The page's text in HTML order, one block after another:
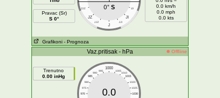
Pravac (Sr)
S 0°
ZJZ IJI
JZ JI
JJZ JJI
J
0° S
0.0 km/h
0.0 mph
0.0 kts
Grafikoni - Prognoza
Vaz.pritisak - hPa Offline
Trenutno
0.00 inHg
1000
995 1005
990
1010
985
1015
980
1020
975
1025
970
1030
0.0